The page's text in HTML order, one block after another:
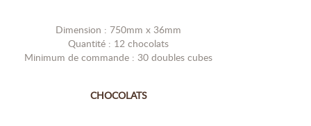
Dimension : 750mm x 36mm
Quantité : 12 chocolats
Minimum de commande : 30 doubles cubes
CHOCOLATS